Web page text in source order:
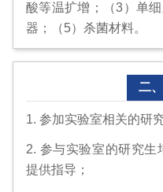
酸等温扩增；（3）单
器；（5）杀菌材料。
二
1. 参加实验室相关的研
2. 参与实验室的研究生
提供指导；